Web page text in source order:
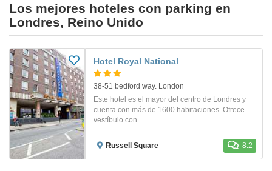
Los mejores hoteles con parking en
Londres, Reino Unido
Hotel Royal National
38-51 bedford way. London
Este hotel es el mayor del centro de Londres y
cuenta con más de 1600 habitaciones. Ofrece
vestíbulo con...
Russell Square 8.2